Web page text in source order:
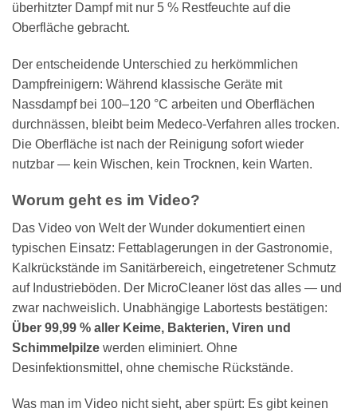
überhitzter Dampf mit nur 5 % Restfeuchte auf die
Oberfläche gebracht.
Der entscheidende Unterschied zu herkömmlichen
Dampfreinigern: Während klassische Geräte mit
Nassdampf bei 100–120 °C arbeiten und Oberflächen
durchnässen, bleibt beim Medeco-Verfahren alles trocken.
Die Oberfläche ist nach der Reinigung sofort wieder
nutzbar — kein Wischen, kein Trocknen, kein Warten.
Worum geht es im Video?
Das Video von Welt der Wunder dokumentiert einen
typischen Einsatz: Fettablagerungen in der Gastronomie,
Kalkrückstände im Sanitärbereich, eingetretener Schmutz
auf Industrieböden. Der MicroCleaner löst das alles — und
zwar nachweislich. Unabhängige Labortests bestätigen:
Über 99,99 % aller Keime, Bakterien, Viren und
Schimmelpilze werden eliminiert. Ohne
Desinfektionsmittel, ohne chemische Rückstände.
Was man im Video nicht sieht, aber spürt: Es gibt keinen